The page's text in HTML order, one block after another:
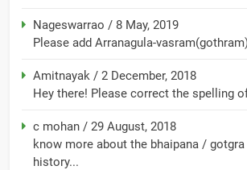
Nageswarrao / 8 May, 2019
Please add Arranagula-
Amitnayak / 2 December, 2018
Hey there! Please correct the spelling
c mohan / 29 August, 2018
know more about the bhaipana /
history...